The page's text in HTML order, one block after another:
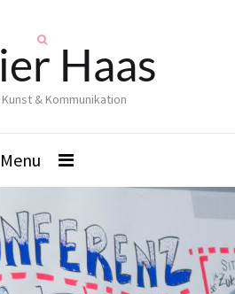
Haas
& Kommunikation
Menu